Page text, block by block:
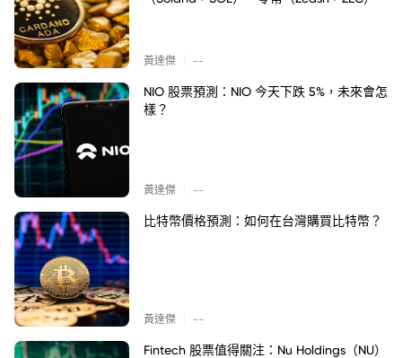
黃達傑 --
NIO 股票預測：NIO 今天下跌 5%，未來會怎
樣？
黃達傑 --
比特幣價格預測：如何在台灣購買比特幣？
黃達傑 --
Fintech 股票值得關注：Nu Holdings（NU）